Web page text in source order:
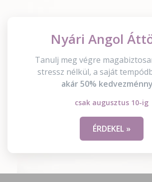
Nyári Angol
Tanulj meg végre
stressz nélkül, a saját
akár 50%
csak augusztus 10-ig
ÉRDEKEL »